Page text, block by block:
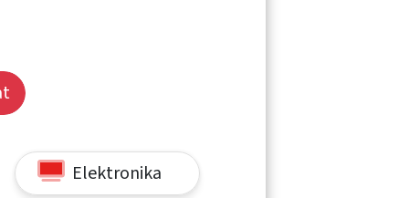
Elektronika